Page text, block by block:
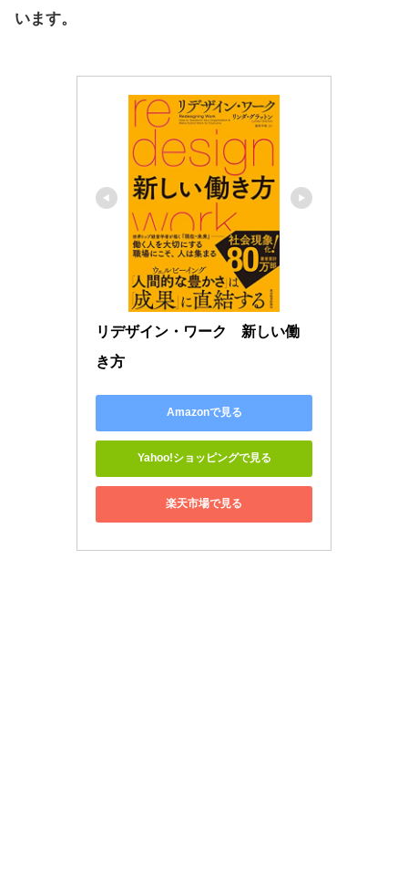
います。
リデザイン・ワーク　新しい働
き方
Amazonで見る
Yahoo!ショッピングで見る
楽天市場で見る